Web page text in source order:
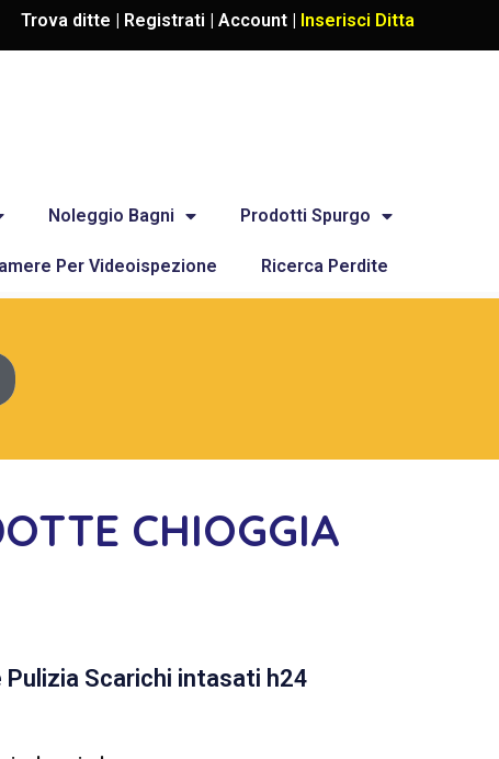
Trova ditte | Registrati | Account | Inserisci Ditta
Noleggio Bagni Prodotti Spurgo
Per Videoispezione Ricerca Perdite
CHIOGGIA
Scarichi intasati h24